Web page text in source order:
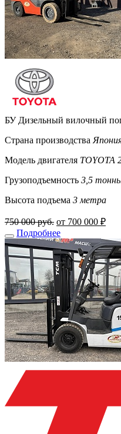
БУ Дизельный вилочный
Страна производства
Модель двигателя TOYOTA
Грузоподъемность 3,5
Высота подъема 3 метра
750 000 руб. от 700 000 ₽
Подробнее